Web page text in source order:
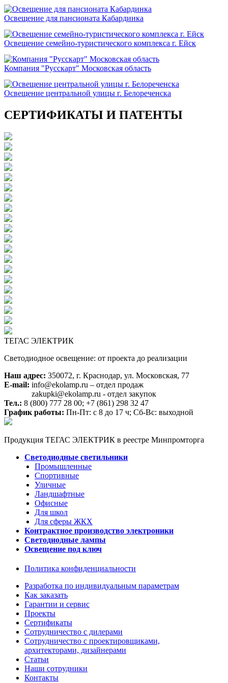
Освещение для пансионата Кабардинка
Освещение семейно-туристического комплекса г. Ейск
Компания "Русскарт" Московская область
Освещение центральной улицы г. Белореченска
СЕРТИФИКАТЫ И ПАТЕНТЫ
ТЕГАС ЭЛЕКТРИК
Светодиодное освещение: от проекта до реализации
Наш адрес: 350072, г. Краснодар, ул. Московская, 77
E-mail: info@ekolamp.ru – отдел продаж
zakupki@ekolamp.ru - отдел закупок
Тел.: 8 (800) 777 28 00; +7 (861) 298 32 47
График работы: Пн-Пт: с 8 до 17 ч; Сб-Вс: выходной
Продукция ТЕГАС ЭЛЕКТРИК в реестре Минпромторга
Светодиодные светильники
Промышленные
Спортивные
Уличные
Ландшафтные
Офисные
Для школ
Для сферы ЖКХ
Контрактное производство электроники
Светодиодные лампы
Освещение под ключ
Политика конфиденциальности
Разработка по индивидуальным параметрам
Как заказать
Гарантии и сервис
Проекты
Сертификаты
Сотрудничество с дилерами
Сотрудничество с проектировщиками,
архитекторами, дизайнерами
Статьи
Наши сотрудники
Контакты